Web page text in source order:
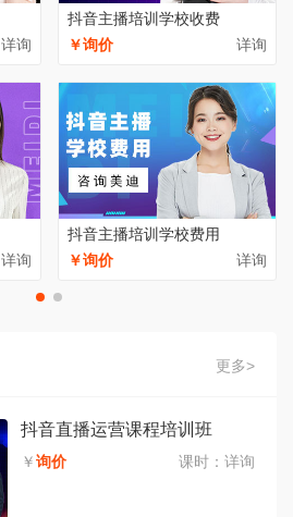
详询
抖音主播培训学校收费
￥询价
详询
详询
抖音主播培训学校费用
￥询价
详询
更多>
抖音直播运营课程培训班
￥询价 课时： 详询